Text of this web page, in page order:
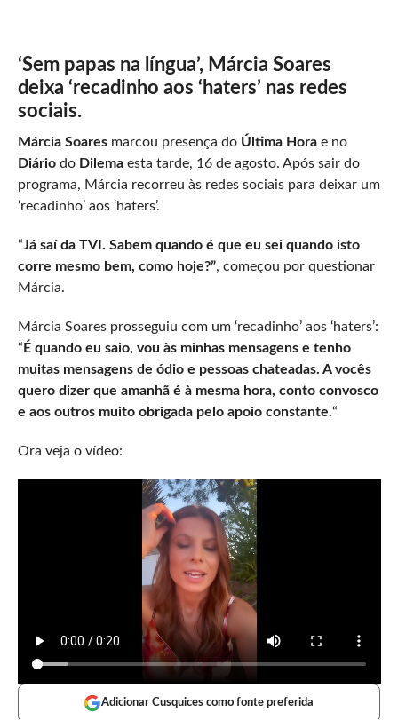
‘Sem papas na língua’, Márcia Soares
deixa ‘recadinho aos ‘haters’ nas redes
sociais.
Márcia Soaresmarcou presença doÚltima Horae no
Diário do Dilemaesta tarde, 16 de agosto. Após sair do
programa, Márcia recorreu às redes sociais para deixar um
‘recadinho’ aos ‘haters’.
“Já saí da TVI. Sabem quando é que eu sei quando isto
corre mesmo bem, como hoje?”, começou por questionar
Márcia.
Márcia Soares prosseguiu com um ‘recadinho’ aos ‘haters’:
“ É quando eu saio, vou às minhas mensagens e tenho
muitas mensagens de ódio e pessoas chateadas. A vocês
quero dizer que amanhã é à mesma hora, conto convosco
e aos outros muito obrigada pelo apoio constante.“
Ora veja o vídeo:
Adicionar Cusquices como fonte preferida